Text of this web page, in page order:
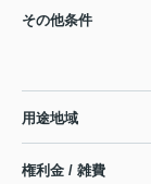
その他条件
用途地域
権利金 / 雑費